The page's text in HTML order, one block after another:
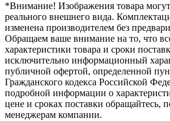
*Внимание! Изображения товара могут
реального внешнего вида.
изменена производителем без
Обращаем ваше внимание на то, что
характеристики товара и сроки
исключительно информационный
публичной офертой, определенной
Гражданского кодекса Российской
подробной информации о
цене и сроках поставки обращайтесь,
менеджерам компании.